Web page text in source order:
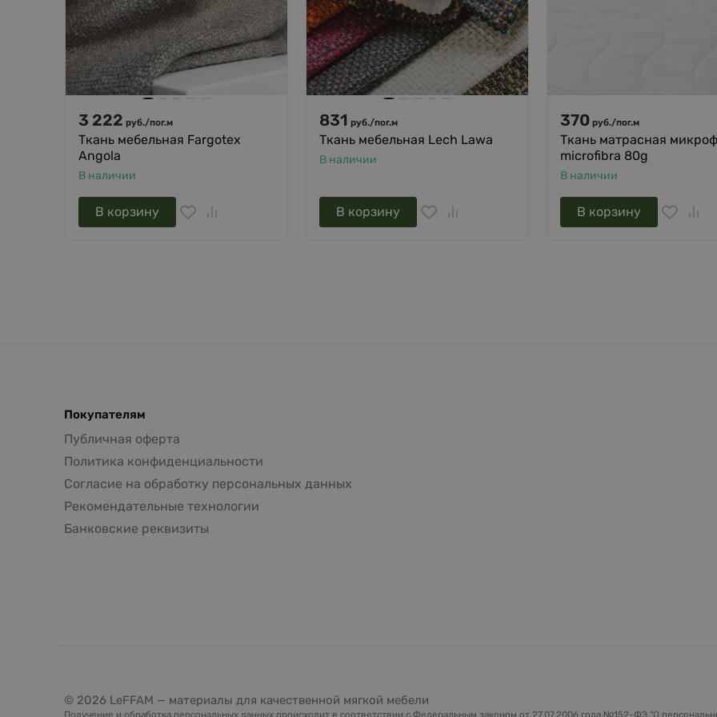
3 222 руб./пог.м
Ткань мебельная Fargotex
Angola
В наличии
В корзину
831 руб./пог.м
Ткань мебельная Lech Lawa
В наличии
В корзину
370 руб./пог.м
Ткань матрасная
microfibra 80g
В наличии
В корзину
Покупателям
Публичная оферта
Политика конфиденциальности
Согласие на обработку персональных данных
Рекомендательные технологии
Банковские реквизиты
© 2026 LeFFAM — материалы для качественной мягкой мебели